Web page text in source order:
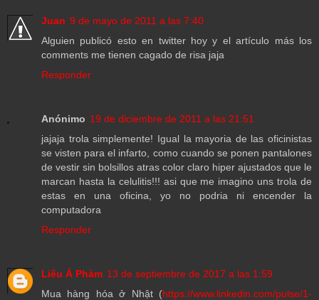
Juan 9 de mayo de 2011 a las 7:40
Alguien publicó esto en twitter hoy y el artículo más los
comments me tienen cagado de risa jaja
Responder
Anónimo 19 de diciembre de 2011 a las 21:51
jajaja trola simplemente! Igual la mayoria de las oficinistas
se visten para el infarto, como cuando se ponen pantalones
de vestir sin bolsillos atras color claro hiper ajustados que le
marcan hasta la celulitis!!! asi que me imagino uns trola de
estas en una oficina, yo no podria ni encender la
computadora
Responder
Liêu Á Phàm 13 de septiembre de 2017 a las 1:59
Mua hàng hóa ở Nhật (https://www.linkedin.com/pulse/1-